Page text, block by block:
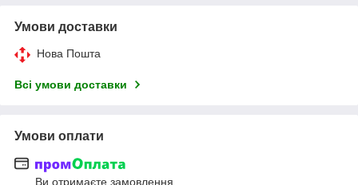
Умови доставки
Нова Пошта
Всі умови доставки
Умови оплати
Ви отримаєте замовлення